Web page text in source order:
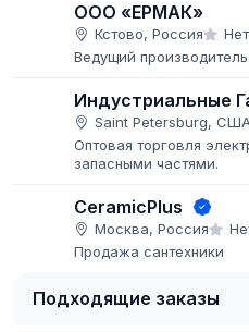
ООО «ЕРМАК»
Кстово, Россия
Ведущий
Индустриальные
Saint Petersburg,
Оптовая торговля
запасными частями.
CeramicPlus
Москва, Россия
Продажа сантехники
Подходящие заказы